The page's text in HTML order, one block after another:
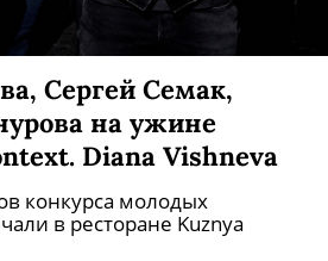
Сергей Семак,
на ужине
Diana Vishneva
конкурса молодых
в ресторане Kuznya